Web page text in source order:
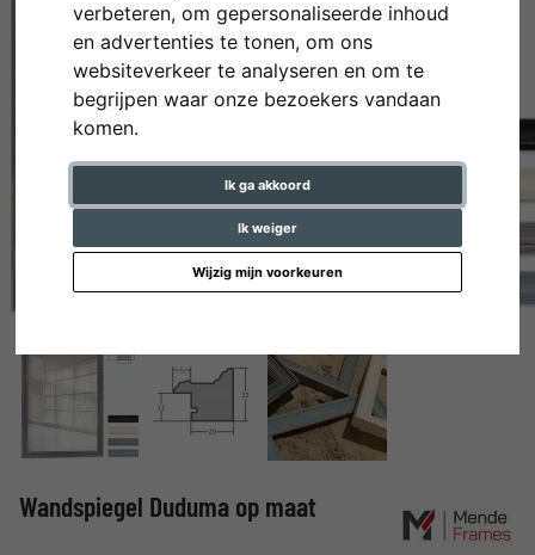
verbeteren, om gepersonaliseerde inhoud
en advertenties te tonen, om ons
websiteverkeer te analyseren en om te
begrijpen waar onze bezoekers vandaan
komen.
Ik ga akkoord
Ik weiger
Wijzig mijn voorkeuren
Terug
Wandspiegel Duduma op maat